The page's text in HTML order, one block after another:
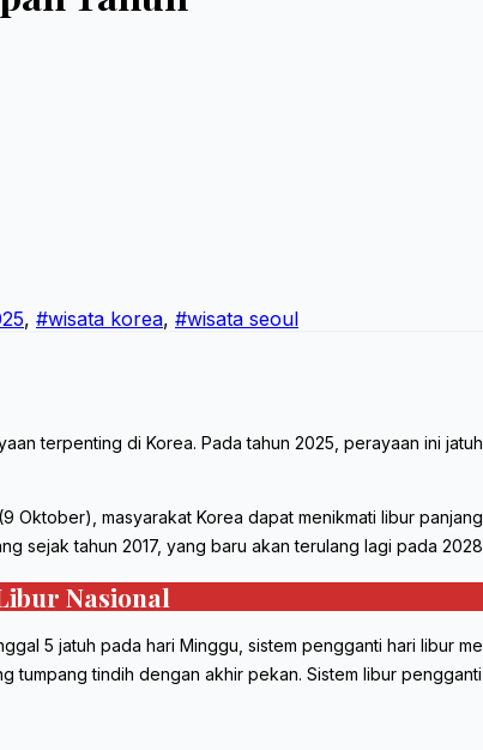
, #wisata korea, #wisata seoul
terpenting di Korea. Pada tahun 2025, perayaan ini
masyarakat Korea dapat menikmati libur
sejak tahun 2017, yang baru akan terulang lagi pada
Nasional
5 jatuh pada hari Minggu, sistem pengganti hari libur
tindih dengan akhir pekan. Sistem libur